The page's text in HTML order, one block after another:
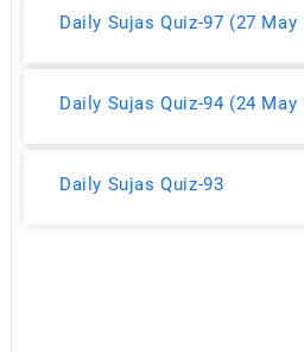
Daily Sujas Quiz-97 (27 May
Daily Sujas Quiz-94 (24 May
Daily Sujas Quiz-93